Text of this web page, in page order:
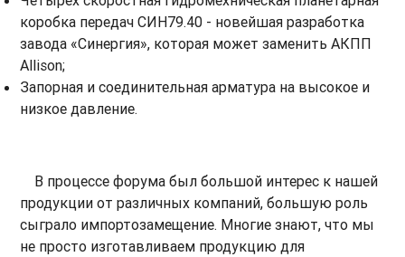
коробка передач СИН79.40 - новейшая разработка
завода «Синергия», которая может заменить АКПП
Allison;
Запорная и соединительная арматура на высокое и
низкое давление.
В процессе форума был большой интерес к нашей
продукции от различных компаний, большую роль
сыграло импортозамещение. Многие знают, что мы
не просто изготавливаем продукцию для